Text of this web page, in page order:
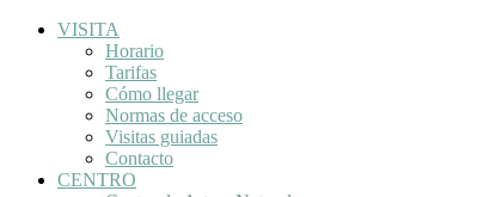
VISITA
Horario
Tarifas
Cómo llegar
Normas de acceso
Visitas guiadas
Contacto
CENTRO